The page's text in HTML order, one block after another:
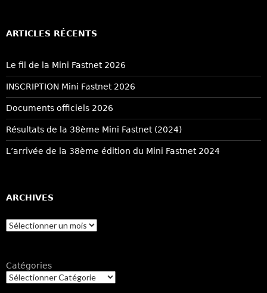
ARTICLES RÉCENTS
Le fil de la Mini Fastnet 2026
INSCRIPTION Mini Fastnet 2026
Documents officiels 2026
Résultats de la 38ème Mini Fastnet (2024)
L’arrivée de la 38ème édition du Mini Fastnet 2024
ARCHIVES
Archives
Catégories